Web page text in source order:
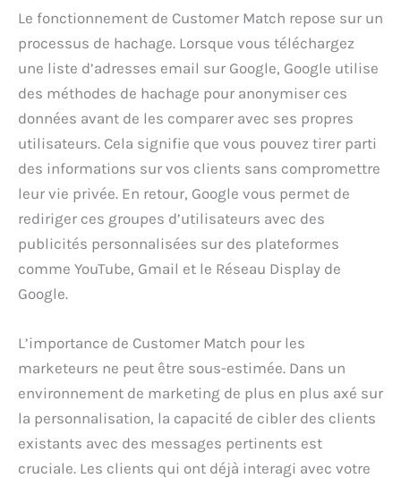
Le fonctionnement de Customer Match repose sur un
processus de hachage. Lorsque vous téléchargez
une liste d’adresses email sur Google, Google utilise
des méthodes de hachage pour anonymiser ces
données avant de les comparer avec ses propres
utilisateurs. Cela signifie que vous pouvez tirer parti
des informations sur vos clients sans compromettre
leur vie privée. En retour, Google vous permet de
rediriger ces groupes d’utilisateurs avec des
publicités personnalisées sur des plateformes
comme YouTube, Gmail et le Réseau Display de
Google.
L’importance de Customer Match pour les
marketeurs ne peut être sous-estimée. Dans un
environnement de marketing de plus en plus axé sur
la personnalisation, la capacité de cibler des clients
existants avec des messages pertinents est
cruciale. Les clients qui ont déjà interagi avec votre